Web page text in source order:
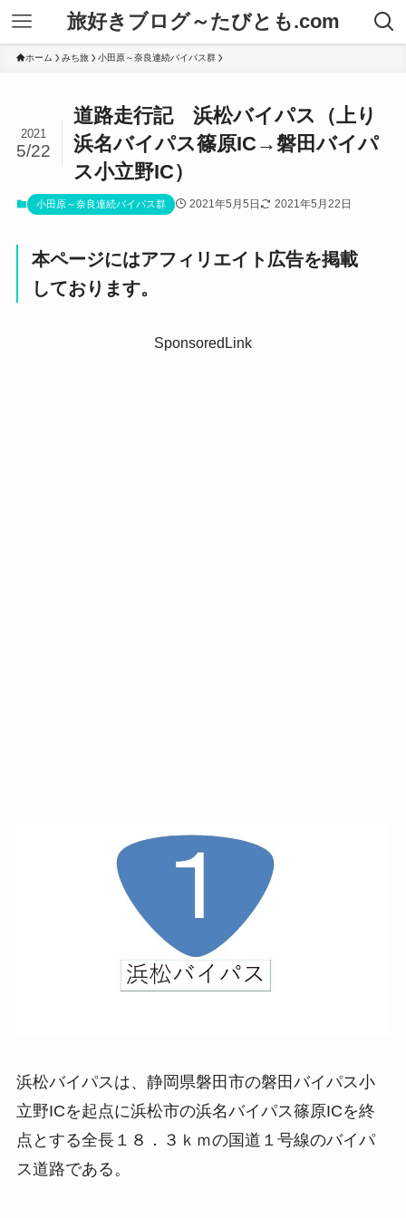
旅好きブログ～たびとも.com
ホーム みち旅 小田原～奈良連続バイパス群
道路走行記 浜松バイパス（上り
浜名バイパス篠原IC→磐田バイパ
ス小立野IC）
2021
5/22
小田原～奈良連続バイパス群 2021年5月5日 2021年5月22日
本ページにはアフィリエイト広告を掲載
しております。
SponsoredLink
浜松バイパスは、静岡県磐田市の磐田バイパス小
立野ICを起点に浜松市の浜名バイパス篠原ICを終
点とする全長１８．３ｋｍの国道１号線のバイパ
ス道路である。